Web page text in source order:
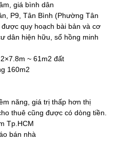
giá bình dân
P9, Tân Bình (Phường Tân
quy hoạch bài bản và cơ
dân hiện hữu, sổ hồng minh
~ 61m2 đất
160m2
năng, giá trị thấp hơn thị
thuê cũng được có dòng tiền.
Tp.HCM
bán nhà